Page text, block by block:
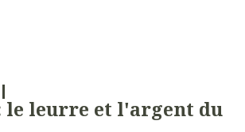
le leurre et l'argent du